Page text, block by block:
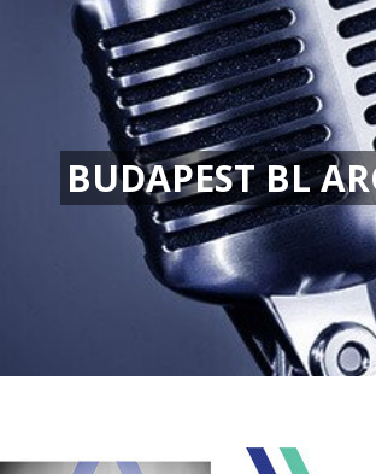
BUDAPEST BL